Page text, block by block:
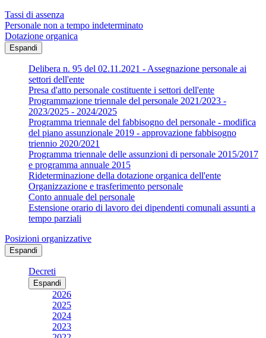
Tassi di assenza
Personale non a tempo indeterminato
Dotazione organica
Espandi
Delibera n. 95 del 02.11.2021 - Assegnazione personale ai
settori dell'ente
Presa d'atto personale costituente i settori dell'ente
Programmazione triennale del personale 2021/2023 -
2023/2025 - 2024/2025
Programma triennale del fabbisogno del personale - modifica
del piano assunzionale 2019 - approvazione fabbisogno
triennio 2020/2021
Programma triennale delle assunzioni di personale 2015/2017
e programma annuale 2015
Rideterminazione della dotazione organica dell'ente
Organizzazione e trasferimento personale
Conto annuale del personale
Estensione orario di lavoro dei dipendenti comunali assunti a
tempo parziali
Posizioni organizzative
Espandi
Decreti
Espandi
2026
2025
2024
2023